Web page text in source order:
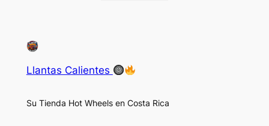
Llantas Calientes
Su Tienda Hot Wheels en Costa Rica